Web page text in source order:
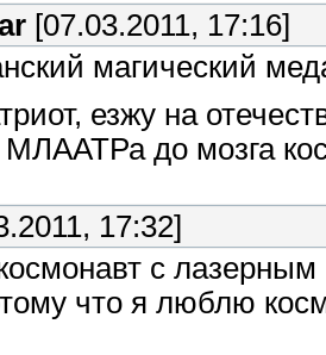
[07.03.2011, 17:16]
магический
езжу на
до мозга
17:32]
с
что я люблю